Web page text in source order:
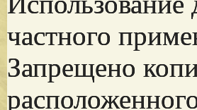
частного
Запрещено